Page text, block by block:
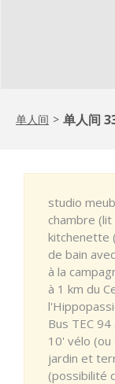
单人间 > 单人间
studio
chambre
kitchenette
de bain
à la
à 1 km du
Bus TEC
10' vélo
jardin et
(possibilité